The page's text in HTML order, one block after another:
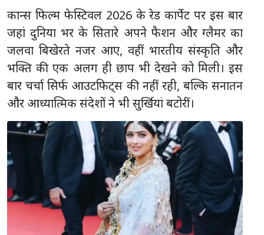
कान्स फिल्म फेस्टिवल 2026 के रेड कार्पेट पर इस बार
जहां दुनिया भर के सितारे अपने फैशन और ग्लैमर का
जलवा बिखेरते नजर आए, वहीं भारतीय संस्कृति और
भक्ति की एक अलग ही छाप भी देखने को मिली। इस
बार चर्चा सिर्फ आउटफिट्स की नहीं रही, बल्कि सनातन
और आध्यात्मिक संदेशों ने भी सुर्खियां बटोरीं।